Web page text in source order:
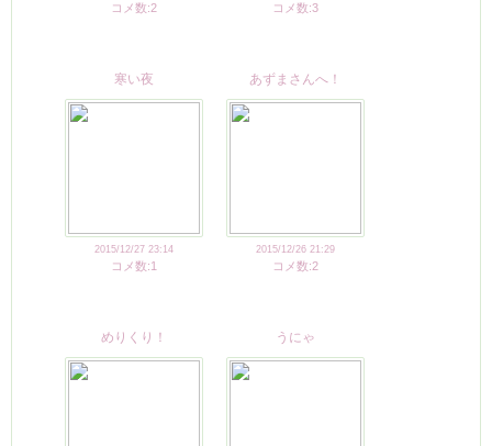
コメ数:2 コメ数:3
寒い夜
2015/12/27 23:14
コメ数:1
あずまさんへ！
2015/12/26 21:29
コメ数:2
めりくり！ うにゃ